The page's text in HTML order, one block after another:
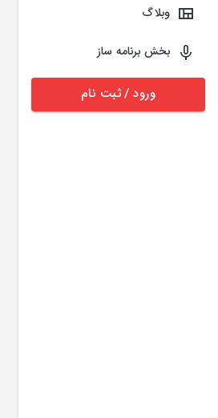
وبلاگ
بخش برنامه ساز
ورود / ثبت نام